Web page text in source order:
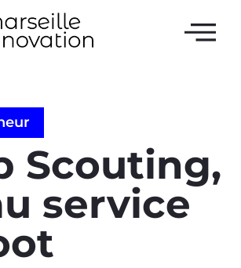
Scouting,
service